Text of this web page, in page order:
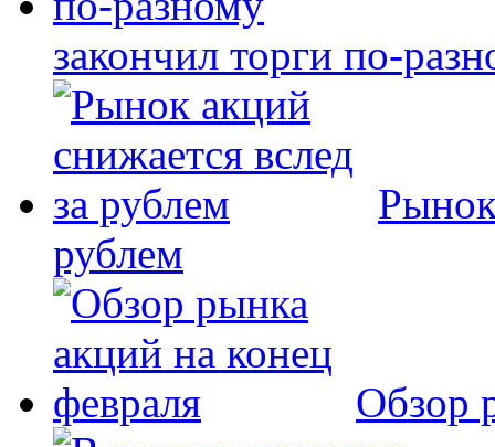
закончил торги по-
рублем
Обзор